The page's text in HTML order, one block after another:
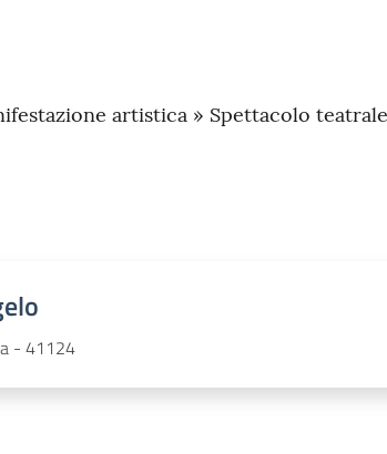
artistica » Spettacolo teatrale
- 41124